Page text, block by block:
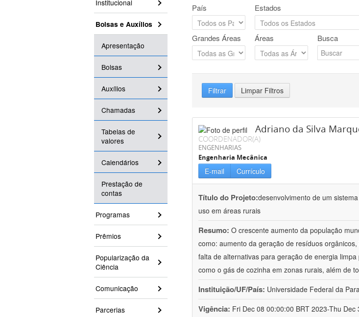
Institucional
Bolsas e Auxílios
Apresentação
Bolsas
Auxílios
Chamadas
Tabelas de
valores
Calendários
Prestação de
contas
Programas
Prêmios
Popularização da
Ciência
Comunicação
Parcerias
País Estados
Grandes Áreas Áreas Busca
Filtrar Limpar Filtros
Adriano da Silva
COORDENADOR(A)
ENGENHARIAS
Engenharia Mecânica
E-mail Currículo
Título do Projeto:desenvolvimento de um
uso em áreas rurais
Resumo: O crescente aumento da população
como: aumento da geração de resíduos
falta de alternativas para geração de energia
como o gás de cozinha em zonas rurais, além de
Instituição/UF/País: Universidade Federal da
Vigência: Fri Dec 08 00:00:00 BRT 2023-Thu Dec